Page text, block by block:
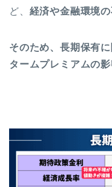
ど、 経済や金融環境
そのため、長期保有
タームプレミアムの